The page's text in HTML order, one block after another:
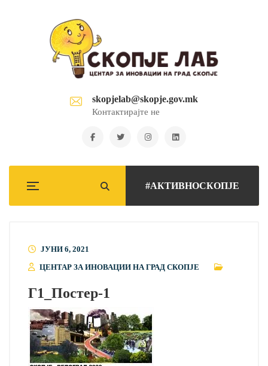
skopjelab@skopje.gov.mk
Контактирајте не
#АКТИВНОСКОПЈЕ
ЈУНИ 6, 2021
ЦЕНТАР ЗА ИНОВАЦИИ НА ГРАД СКОПЈЕ
Г1_Постер-1